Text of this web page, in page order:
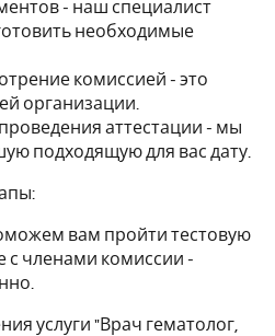
- наш специалист
необходимые
комиссией - это
организации.
аттестации - мы
подходящую для вас дату.
вам пройти тестовую
с членами комиссии -
услуги "Врач гематолог,